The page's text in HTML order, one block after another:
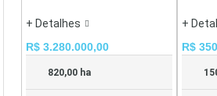
+ Detalhes
R$ 3.280.000,00
820,00 ha
+
R$